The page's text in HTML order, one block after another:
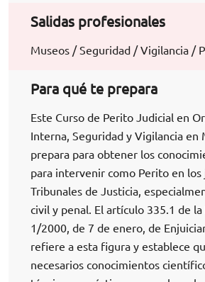
Salidas profesionales
Museos / Seguridad / Vigilancia /
Para qué te prepara
Este Curso de Perito Judicial en
Interna, Seguridad y Vigilancia en
prepara para obtener los
para intervenir como Perito en los
Tribunales de Justicia,
civil y penal. El artículo 335.1 de la
1/2000, de 7 de enero, de
refiere a esta figura y establece
necesarios conocimientos